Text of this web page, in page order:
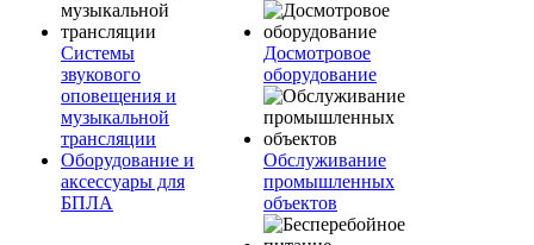
Системы
звукового
оповещения и
музыкальной
трансляции
Оборудование и
аксессуары для
БПЛА
Досмотровое
оборудование
Обслуживание
промышленных
объектов